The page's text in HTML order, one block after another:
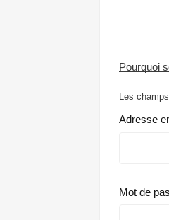
Pourquoi
Les
Adresse
Mot de